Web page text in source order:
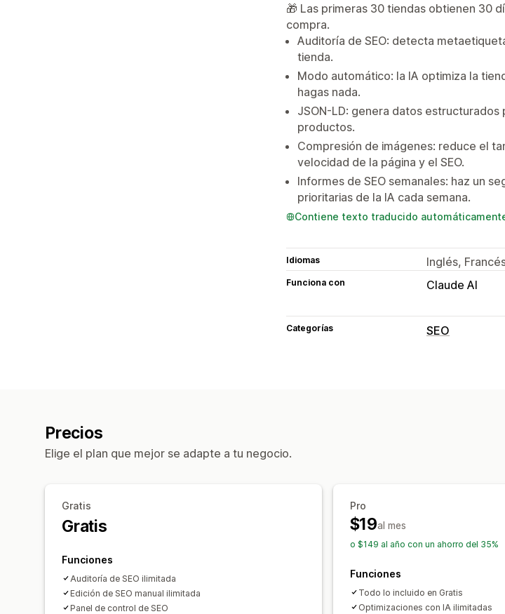
🎁 Las primeras 30 tiendas obtienen 30
compra.
Auditoría de SEO: detecta
tienda.
Modo automático: la IA optimiza la
hagas nada.
JSON-LD: genera datos
productos.
Compresión de imágenes: reduce el
velocidad de la página y el SEO.
Informes de SEO semanales: haz un
prioritarias de la IA cada semana.
Contiene texto traducido
Idiomas Inglés,
Funciona con Claude AI
Categorías SEO
Precios
Elige el plan que mejor se adapte a tu negocio.
Gratis
Gratis
Funciones
Auditoría de SEO ilimitada
Edición de SEO manual ilimitada
Panel de control de SEO
Pro
$19al mes
o $149 al año con un ahorro del 35%
Funciones
Todo lo incluido en Gratis
Optimizaciones con IA ilimitadas